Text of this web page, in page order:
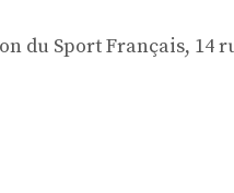
du Sport Français, 14